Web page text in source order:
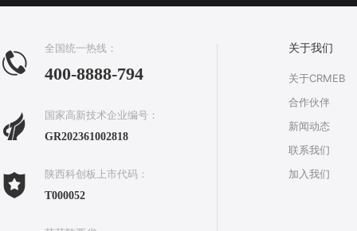
全国统一热线：
400-8888-794
国家高新技术企业编号：
GR202361002818
陕西科创板上市代码：
T000052
关于我们
关于CRMEB
合作伙伴
新闻动态
联系我们
加入我们